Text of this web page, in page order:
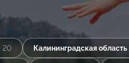
20 Калининградская область